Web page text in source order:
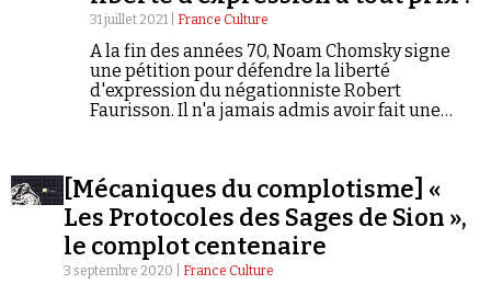
Faire un don
Demander à Vera
31 juillet 2021 | France Culture
A la fin des années 70, Noam Chomsky signe
une pétition pour défendre la liberté
d'expression du négationniste Robert
Faurisson. Il n'a jamais admis avoir fait une
[Mécaniques du complotisme] «
Les Protocoles des Sages de Sion »,
le complot centenaire
3 septembre 2020 | France Culture